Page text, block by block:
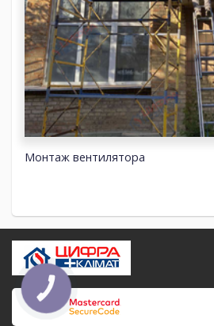
Монтаж вентилятора